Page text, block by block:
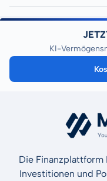
KI-
Die Finanzplattform
Investitionen und